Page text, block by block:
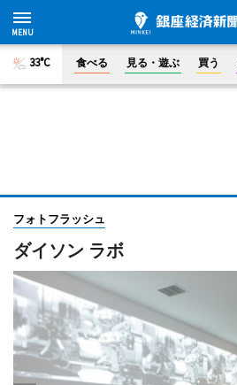
33°C 食べる 見る・遊ぶ 買う
フォトフラッシュ
ダイソン ラボ